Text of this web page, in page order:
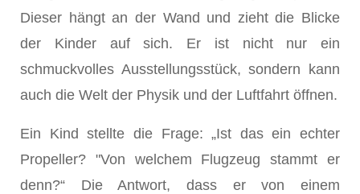
Dieser hängt an der Wand und zieht die Blicke
der Kinder auf sich. Er ist nicht nur ein
schmuckvolles Ausstellungsstück, sondern kann
auch die Welt der Physik und der Luftfahrt öffnen.
Ein Kind stellte die Frage: „Ist das ein echter
Propeller? "Von welchem Flugzeug stammt er
denn?“ Die Antwort, dass er von einem